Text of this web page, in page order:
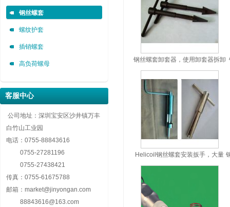
钢丝螺套
螺纹护套
插销螺套
高负荷螺母
客服中心
公司地址：深圳宝安区沙井镇万丰
白竹山工业园
电话： 0755-88843616
0755-27281196
0755-27438421
传真： 0755-61675788
邮箱： market@jinyongan.com
88843616@163.com
钢丝螺套卸套器，使用卸套器拆卸
钢丝螺套方法
Helicoil钢丝螺套安装扳手，大量
批发进口钢丝螺套